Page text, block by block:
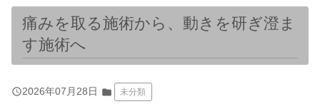
痛みを取る施術から、動きを研ぎ澄ま
す施術へ
query_builder2026年07月28日 folder 未分類